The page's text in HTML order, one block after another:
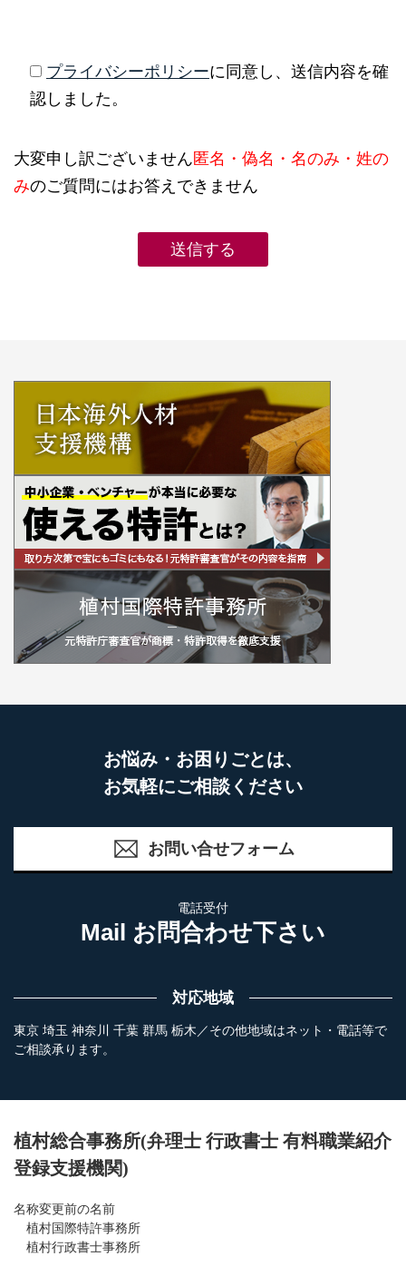
プライバシーポリシーに同意し、送信内容を確
認しました。
大変申し訳ございません匿名・偽名・名のみ・姓の
みのご質問にはお答えできません
お悩み・お困りごとは、
お気軽にご相談ください
お問い合せフォーム
電話受付
Mail お問合わせ下さい
対応地域
東京 埼玉 神奈川 千葉 群馬 栃木／その他地域はネット・電話等で
ご相談承ります。
植村総合事務所(弁理士 行政書士 有料職業紹介
登録支援機関)
名称変更前の名前
植村国際特許事務所
植村行政書士事務所